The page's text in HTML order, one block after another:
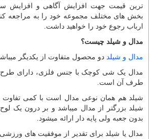
ترین قیمت جهت افزایش آگاهی و افزایش
بخش های مختلف مجموعه خود را به مراجعه
ارباب رجوع خود را خواهید داشت.
مدال و شیلد چیست؟
مدال و شیلد دو محصول متفاوت از یکدیگر
مدال یک شی کوچک با جنس فلزی، دارای طرح
طرف آن است.
شیلد هم همان نوعی مدال است با کمی تفاوت
شیلد بزرگتر از مدال میباشد و بر درون یک
بدون جعبه ولی پایه دار ارائه میشود.
مدال یا شیلد برای تقدیر از موفقیت های